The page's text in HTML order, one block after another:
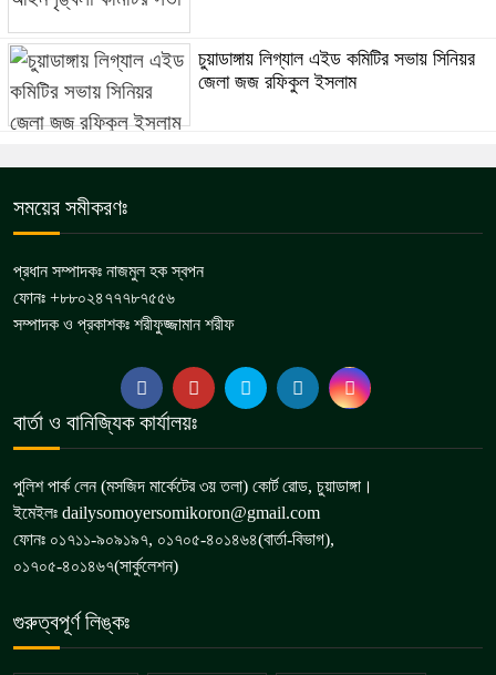
চুয়াডাঙ্গায় লিগ্যাল এইড কমিটির সভায় সিনিয়র
জেলা জজ রফিকুল ইসলাম
সময়ের সমীকরণঃ
প্রধান সম্পাদকঃ নাজমুল হক স্বপন
ফোনঃ +৮৮০২৪৭৭৭৮৭৫৫৬
সম্পাদক ও প্রকাশকঃ শরীফুজ্জামান শরীফ
বার্তা ও বানিজ্যিক কার্যালয়ঃ
পুলিশ পার্ক লেন (মসজিদ মার্কেটের ৩য় তলা) কোর্ট রোড, চুয়াডাঙ্গা।
ইমেইলঃ dailysomoyersomikoron@gmail.com
ফোনঃ ০১৭১১-৯০৯১৯৭, ০১৭০৫-৪০১৪৬৪(বার্তা-বিভাগ),
০১৭০৫-৪০১৪৬৭(সার্কুলেশন)
গুরুত্বপূর্ণ লিঙ্কঃ